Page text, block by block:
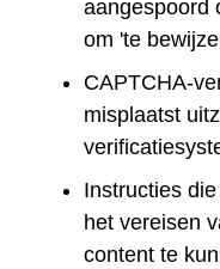
aangespoord
om 'te
CAPTCHA-
misplaatst
Instructies
het vereisen
content te